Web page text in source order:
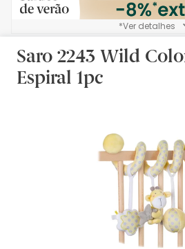
*Ver detalhes
Saro 2243 Wild
Espiral 1pc